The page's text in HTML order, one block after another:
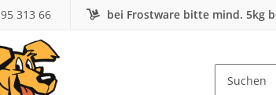
313 66 bei Frostware bitte mind. 5kg